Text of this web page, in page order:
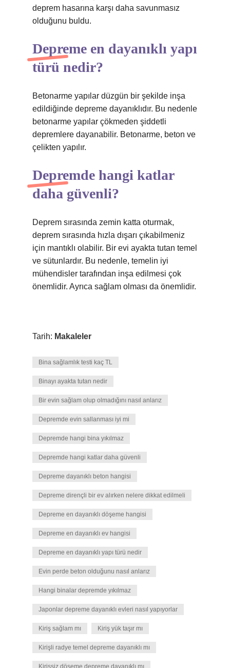
deprem hasarına karşı daha savunmasız
olduğunu buldu.
Depreme en dayanıklı yapı
türü nedir?
Betonarme yapılar düzgün bir şekilde inşa
edildiğinde depreme dayanıklıdır. Bu nedenle
betonarme yapılar çökmeden şiddetli
depremlere dayanabilir. Betonarme, beton ve
çelikten yapılır.
Depremde hangi katlar
daha güvenli?
Deprem sırasında zemin katta oturmak,
deprem sırasında hızla dışarı çıkabilmeniz
için mantıklı olabilir. Bir evi ayakta tutan temel
ve sütunlardır. Bu nedenle, temelin iyi
mühendisler tarafından inşa edilmesi çok
önemlidir. Ayrıca sağlam olması da önemlidir.
Tarih: Makaleler
Bina sağlamlık testi kaç TL
Binayı ayakta tutan nedir
Bir evin sağlam olup olmadığını nasıl anlarız
Depremde evin sallanması iyi mi
Depremde hangi bina yıkılmaz
Depremde hangi katlar daha güvenli
Depreme dayanıklı beton hangisi
Depreme dirençli bir ev alırken nelere dikkat edilmeli
Depreme en dayanıklı döşeme hangisi
Depreme en dayanıklı ev hangisi
Depreme en dayanıklı yapı türü nedir
Evin perde beton olduğunu nasıl anlarız
Hangi binalar depremde yıkılmaz
Japonlar depreme dayanıklı evleri nasıl yapıyorlar
Kiriş sağlam mı Kiriş yük taşır mı
Kirişli radye temel depreme dayanıklı mı
Kirişsiz döşeme depreme dayanıklı mı